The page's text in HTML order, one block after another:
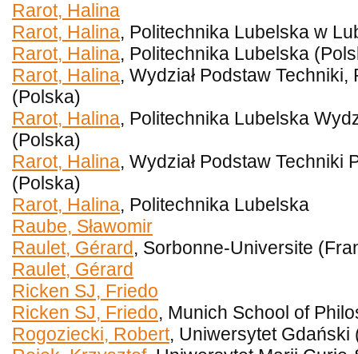
Rarot, Halina
Rarot, Halina, Politechnika Lubelska w
Rarot, Halina, Politechnika Lubelska
Rarot, Halina, Wydział Podstaw
(Polska)
Rarot, Halina, Politechnika Lubelska
(Polska)
Rarot, Halina, Wydział Podstaw Techniki
(Polska)
Rarot, Halina, Politechnika Lubelska
Raube, Sławomir
Raulet, Gérard , Sorbonne-Universite
Raulet, Gérard
Ricken SJ, Friedo
Ricken SJ, Friedo, Munich School of
Rogoziecki, Robert, Uniwersytet Gdański